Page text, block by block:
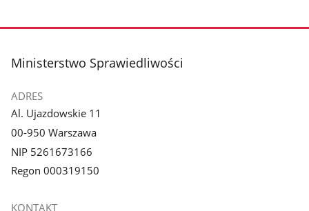
stopka
Ministerstwo Sprawiedliwości
ADRES
Al. Ujazdowskie 11
00-950 Warszawa
NIP 5261673166
Regon 000319150
KONTAKT